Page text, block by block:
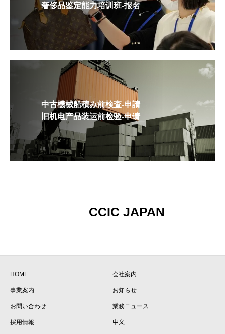
奢侈品鉴定能力培训班-报名
中古機械船積み前検査-申請
旧机电产品装运前检验-申请
CCIC JAPAN
HOME 会社案内
事業案内 お知らせ
お問い合わせ 業務ニュース
採用情報 中文